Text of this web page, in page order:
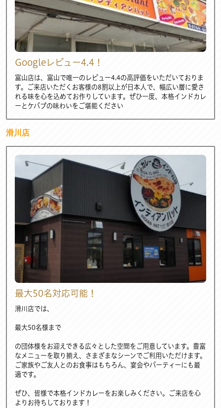
Googleレビュー4.4！
富山店は、富山で唯一のレビュー4.4の高評価をいただいておりま
す。ご来店いただくお客様の8割以上が日本人で、幅広い層に愛さ
れる味を心を込めてお作りしています。ぜひ一度、本格インドカレ
ーとケバブの味わいをご堪能ください
滑川店
最大50名対応可能！
滑川店では、
最大50名様まで
の団体様をお迎えできる広々とした空間をご用意しています。豊富
なメニューを取り揃え、さまざまなシーンでご利用いただけます。
ご家族やご友人とのお食事はもちろん、宴会やパーティーにも最
適です。
ぜひ、皆様で本格インドカレーをお楽しみください。ご来店を心
よりお待ちしております！